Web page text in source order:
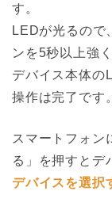
す。
LEDが光るので
ンを5秒以上強
デバイス本体の
操作は完了です。
スマートフォ
る」を押すとデ
デバイスを選択